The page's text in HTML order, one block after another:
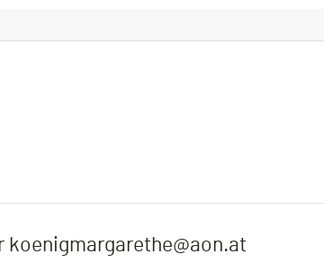
koenigmargarethe@aon.at